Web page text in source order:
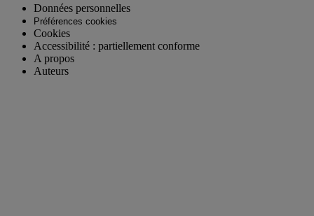
Données personnelles
Préférences cookies
Cookies
Accessibilité : partiellement conforme
A propos
Auteurs